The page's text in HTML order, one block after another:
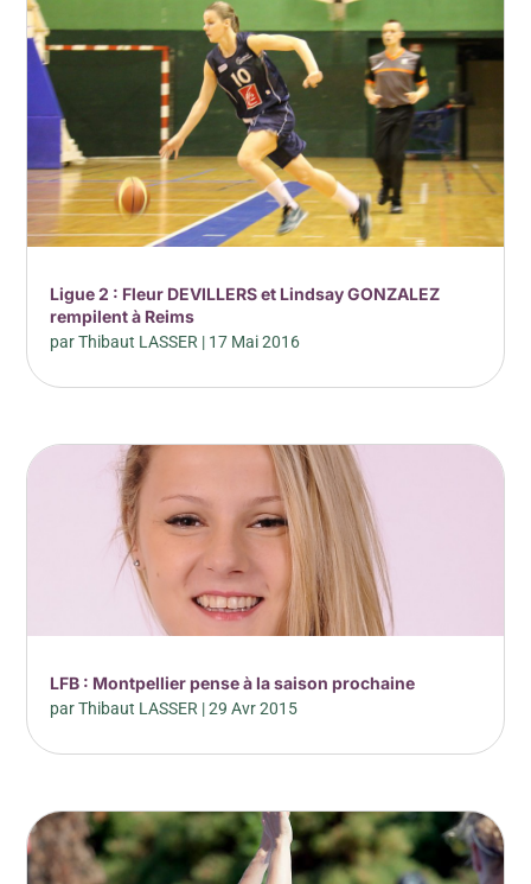
Ligue 2 : Fleur DEVILLERS et Lindsay GONZALEZ
rempilent à Reims
parThibaut LASSER | 17 Mai 2016
LFB : Montpellier pense à la saison prochaine
parThibaut LASSER |29 Avr 2015